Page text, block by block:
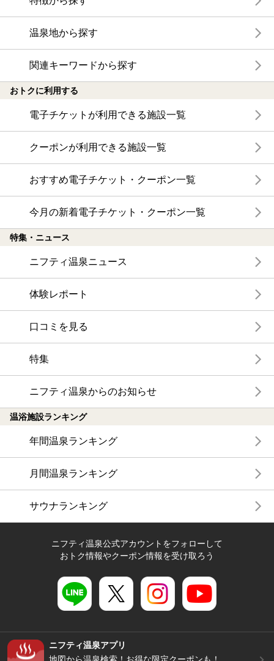
温泉地から探す
関連キーワードから探す
おトクに利用する
電子チケットが利用できる施設一覧
クーポンが利用できる施設一覧
おすすめ電子チケット・クーポン一覧
今月の新着電子チケット・クーポン一覧
特集・ニュース
ニフティ温泉ニュース
体験レポート
口コミを見る
特集
ニフティ温泉からのお知らせ
温浴施設ランキング
年間温泉ランキング
月間温泉ランキング
サウナランキング
ニフティ温泉公式アカウントをフォローして
おトク情報やクーポン情報を受け取ろう
ニフティ温泉アプリ